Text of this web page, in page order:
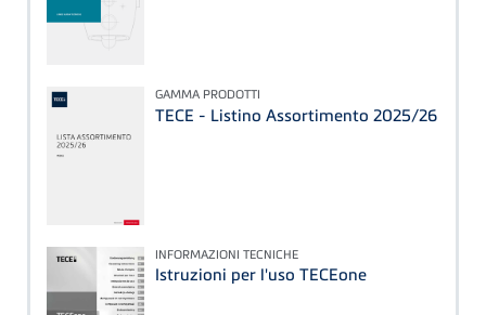
GAMMA PRODOTTI
TECE - Listino Assortimento 2025/26
INFORMAZIONI TECNICHE
Istruzioni per l'uso TECEone